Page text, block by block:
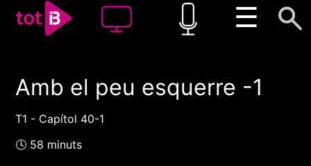
☰
00:00 00:00
1x
Amb el peu esquerre -1
T1 - Capítol 40-1
🕓 58 minuts